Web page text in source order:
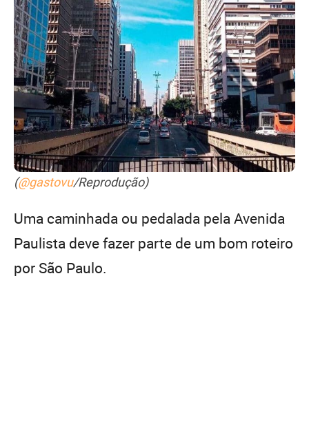
(@gastovu/Reprodução)
Uma caminhada ou pedalada pela Avenida
Paulista deve fazer parte de um bom roteiro
por São Paulo.